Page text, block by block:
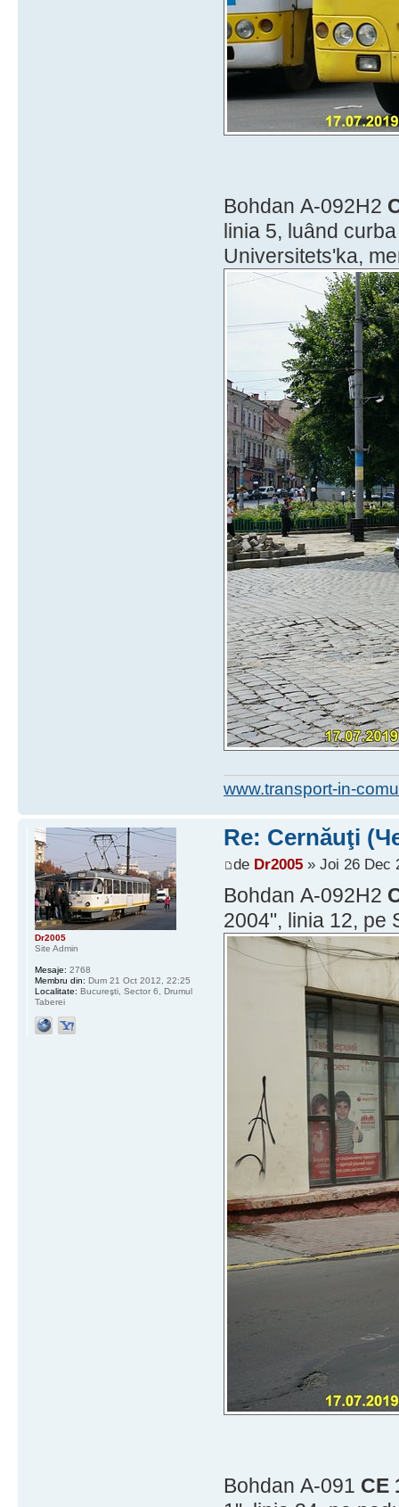
Bohdan А-092Н2
linia 5, luând
Universitets'ka,
www.transport-in-
Re: Cernăuţi
de Dr2005» Joi 26 Dec
Bohdan А-092Н2
2004", linia 12, pe
Bohdan А-091 CE
Dr2005
Site Admin
Mesaje: 2768
Membru din: Dum 21 Oct 2012, 22:25
Localitate: Bucureşti, Sector 6, Drumul
Taberei